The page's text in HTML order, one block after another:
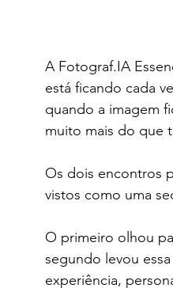
A Fotograf.IA
está ficando cada
quando a imagem
muito mais do que
Os dois encontros
vistos como uma
O primeiro olhou
segundo levou
experiência,